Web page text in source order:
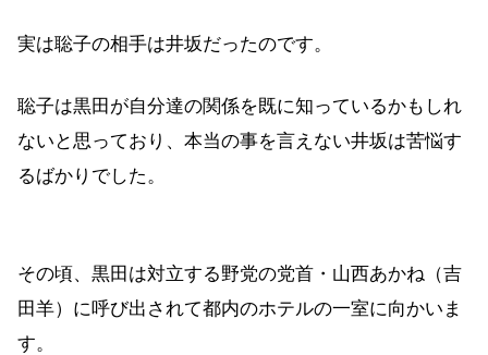
実は聡子の相手は井坂だったのです。
聡子は黒田が自分達の関係を既に知っているかもしれ
ないと思っており、本当の事を言えない井坂は苦悩す
るばかりでした。
その頃、黒田は対立する野党の党首・山西あかね（吉
田羊）に呼び出されて都内のホテルの一室に向かいま
す。